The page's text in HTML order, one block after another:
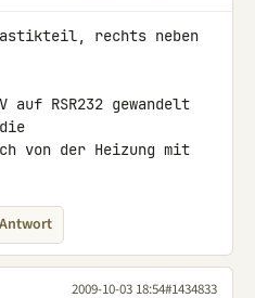
rechts neben
RSR232 gewandelt
von der Heizung mit
Antwort
2009-10-03 18:54#1434833